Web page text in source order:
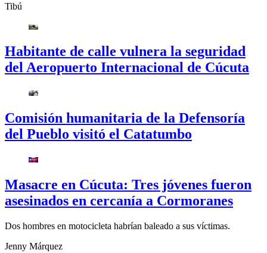
Tibú
Habitante de calle vulnera la seguridad
del Aeropuerto Internacional de Cúcuta
Comisión humanitaria de la Defensoría
del Pueblo visitó el Catatumbo
Masacre en Cúcuta: Tres jóvenes fueron
asesinados en cercanía a Cormoranes
Dos hombres en motocicleta habrían baleado a sus víctimas.
Jenny Márquez